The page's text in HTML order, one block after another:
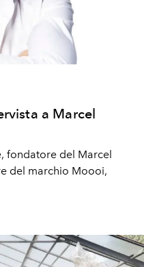
a Marcel
fondatore del Marcel
del marchio Moooi,